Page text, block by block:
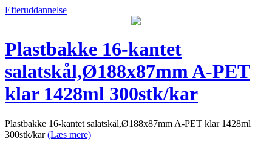
Efteruddannelse
Plastbakke 16-kantet
salatskål,Ø188x87mm A-PET
klar 1428ml 300stk/kar
Plastbakke 16-kantet salatskål,Ø188x87mm A-PET klar 1428ml
300stk/kar(Læs mere)